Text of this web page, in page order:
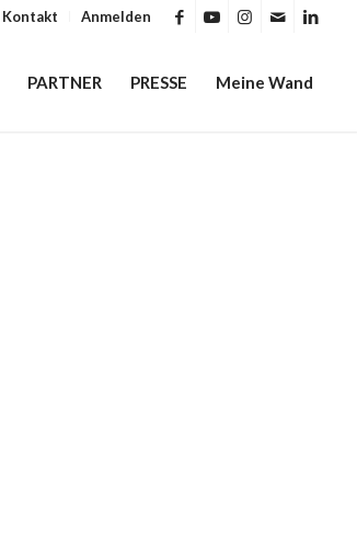
Kontakt Anmelden
PARTNER PRESSE Meine Wand